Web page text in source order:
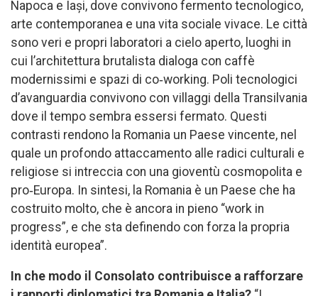
Napoca e Iași, dove convivono fermento tecnologico,
arte contemporanea e una vita sociale vivace. Le città
sono veri e propri laboratori a cielo aperto, luoghi in
cui l’architettura brutalista dialoga con caffè
modernissimi e spazi di co‑working. Poli tecnologici
d’avanguardia convivono con villaggi della Transilvania
dove il tempo sembra essersi fermato. Questi
contrasti rendono la Romania un Paese vincente, nel
quale un profondo attaccamento alle radici culturali e
religiose si intreccia con una gioventù cosmopolita e
pro‑Europa. In sintesi, la Romania è un Paese che ha
costruito molto, che è ancora in pieno “work in
progress”, e che sta definendo con forza la propria
identità europea”.
In che modo il Consolato contribuisce a rafforzare